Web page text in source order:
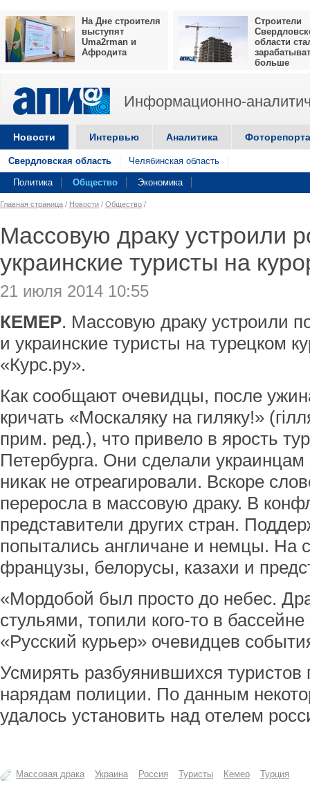
На Дне строителя
выступят
Uma2rman и
Афродита
Строители
области
больше
Информационно-
Новости Интервью Аналитика
Свердловская область Челябинская область
Политика Общество Экономика
Главная страница / Новости / Общество /
Массовую драку устроили
украинские туристы на
21 июля 2014 10:55
КЕМЕР. Массовую драку устроили
и украинские туристы на турецком
«Курс.ру».
Как сообщают очевидцы, после
кричать «Москаляку на гиляку!»
прим. ред.), что привело в ярость
Петербурга. Они сделали
никак не отреагировали. Вскоре
переросла в массовую драку. В
представители других стран.
попытались англичане и немцы. На
французы, белорусы, казахи и
«Мордобой был просто до небес.
стульями, топили кого-то в
«Русский курьер» очевидцев
Усмирять разбуянившихся
нарядам полиции. По данным
удалось установить над отелем
Массовая драка Украина Россия Туристы Кемер Турция